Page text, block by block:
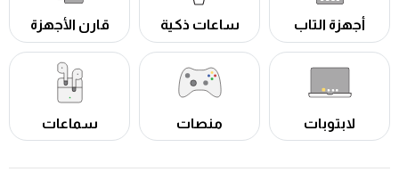
أجهزة التاب ساعات ذكية قارن الأجهزة
لابتوبات منصات سماعات